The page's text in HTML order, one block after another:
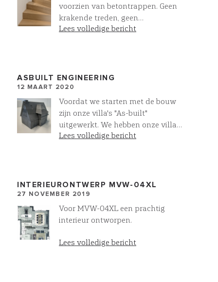
voorzien van betontrappen. Geen
krakende treden, geen
aftimmerlatten!. De betontrappen
Onze trapverlichting maakt het af.
Lees volledige bericht
ASBUILT ENGINEERING
12 MAART 2020
Voordat we starten met de bouw
zijn onze villa's "As-built"
uitgewerkt. We hebben onze villa
die we in Noordwijkerhout gaan
Lees volledige bericht
INTERIEURONTWERP MVW-04XL
27 NOVEMBER 2019
Voor MVW-04XL een prachtig
interieur ontworpen.
Lees volledige bericht